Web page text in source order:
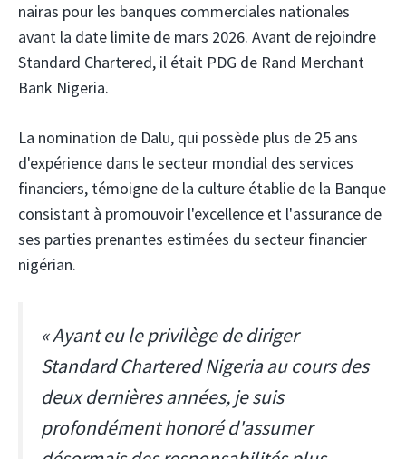
nairas pour les banques commerciales nationales
avant la date limite de mars 2026. Avant de rejoindre
Standard Chartered, il était PDG de Rand Merchant
Bank Nigeria.
La nomination de Dalu, qui possède plus de 25 ans
d'expérience dans le secteur mondial des services
financiers, témoigne de la culture établie de la Banque
consistant à promouvoir l'excellence et l'assurance de
ses parties prenantes estimées du secteur financier
nigérian.
« Ayant eu le privilège de diriger
Standard Chartered Nigeria au cours des
deux dernières années, je suis
profondément honoré d'assumer